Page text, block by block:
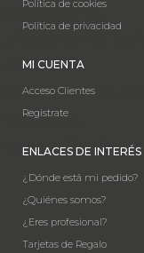
dormitorio.
¿Alguna vez te
medida
ideal para un
tamaño...
Leer artículo
Política de cookies
Política de privacidad
MI CUENTA
Acceso Clientes
Registrate
ENLACES DE INTERÉS
¿Dónde está mi pedido?
¿Quiénes somos?
¿Eres profesional?
Tarjetas de Regalo